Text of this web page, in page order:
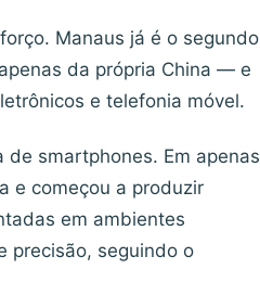
Manaus já é o segundo
da própria China — e
e telefonia móvel.
de smartphones. Em apenas
e começou a produzir
em ambientes
precisão, seguindo o